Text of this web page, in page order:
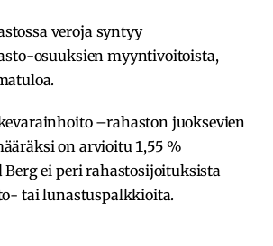
veroja syntyy
osuuksien myyntivoitoista,
–rahaston juoksevien
on arvioitu 1,55 %
Berg ei peri rahastosijoituksista
tai lunastuspalkkioita.